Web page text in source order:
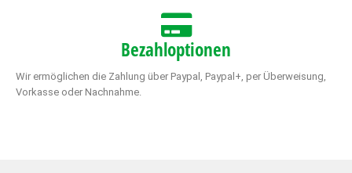
Bezahloptionen
Wir ermöglichen die Zahlung über Paypal, Paypal+, per Überweisung,
Vorkasse oder Nachnahme.